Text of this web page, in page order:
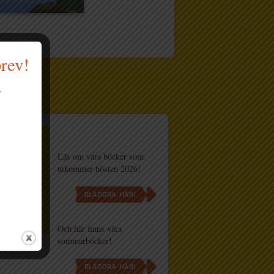
Läs om våra böcker som
utkommer hösten 2026!
BLÄDDRA HÄR!
Och här finns våra
sommarböcker!
BLÄDDRA HÄR!